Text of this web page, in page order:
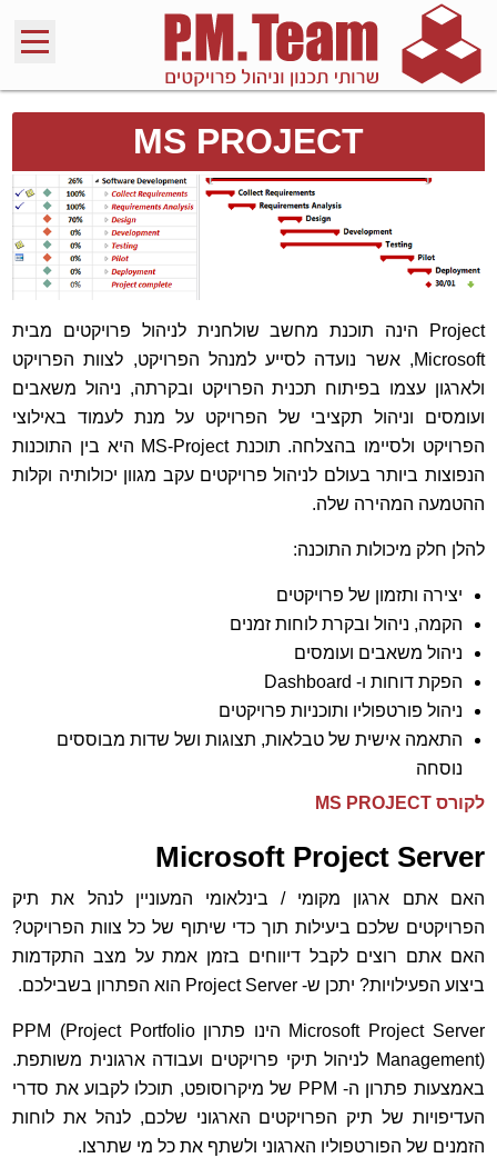
MS PROJECT
Project הינה תוכנת מחשב שולחנית לניהול פרויקטים מבית
Microsoft, אשר נועדה לסייע למנהל הפרויקט, לצוות הפרויקט
ולארגון עצמו בפיתוח תכנית הפרויקט ובקרתה, ניהול משאבים
ועומסים וניהול תקציבי של הפרויקט על מנת לעמוד באילוצי
הפרויקט ולסיימו בהצלחה. תוכנת MS-Project היא בין התוכנות
הנפוצות ביותר בעולם לניהול פרויקטים עקב מגוון יכולותיה וקלות
ההטמעה המהירה שלה.
להלן חלק מיכולות התוכנה:
יצירה ותזמון של פרויקטים
הקמה, ניהול ובקרת לוחות זמנים
ניהול משאבים ועומסים
הפקת דוחות ו- Dashboard
ניהול פורטפוליו ותוכניות פרויקטים
התאמה אישית של טבלאות, תצוגות ושל שדות מבוססים
נוסחה
לקורס MS PROJECT
Microsoft Project Server
האם אתם ארגון מקומי / בינלאומי המעוניין לנהל את תיק
הפרויקטים שלכם ביעילות תוך כדי שיתוף של כל צוות הפרויקט?
האם אתם רוצים לקבל דיווחים בזמן אמת על מצב התקדמות
ביצוע הפעילויות? יתכן ש- Project Server הוא הפתרון בשבילכם.
Microsoft Project Server הינו פתרון PPM (Project Portfolio
Management) לניהול תיקי פרויקטים ועבודה ארגונית משותפת.
באמצעות פתרון ה- PPM של מיקרוסופט, תוכלו לקבוע את סדרי
העדיפויות של תיק הפרויקטים הארגוני שלכם, לנהל את לוחות
הזמנים של הפורטפוליו הארגוני ולשתף את כל מי שתרצו.